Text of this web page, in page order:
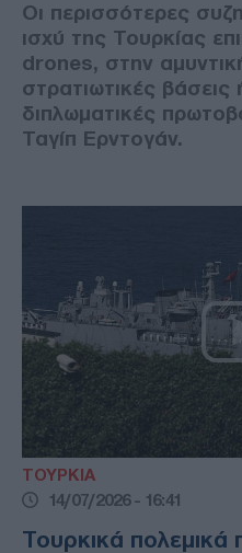
Οι περισσότερες
ισχύ της Τουρκίας
drones, στην
στρατιωτικές βάσεις
διπλωματικές
Ταγίπ Ερντογάν.
ΤΟΥΡΚΙΑ
14/07/2026 - 16:41
Τουρκικά πολεμικά